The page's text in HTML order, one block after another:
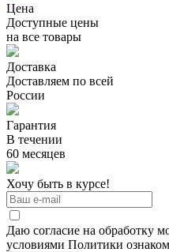
Цена
Доступные цены
на все товары
Доставка
Доставляем по всей
России
Гарантия
В течении
60 месяцев
Хочу быть в курсе!
Даю согласие на обработку
условиями Политики